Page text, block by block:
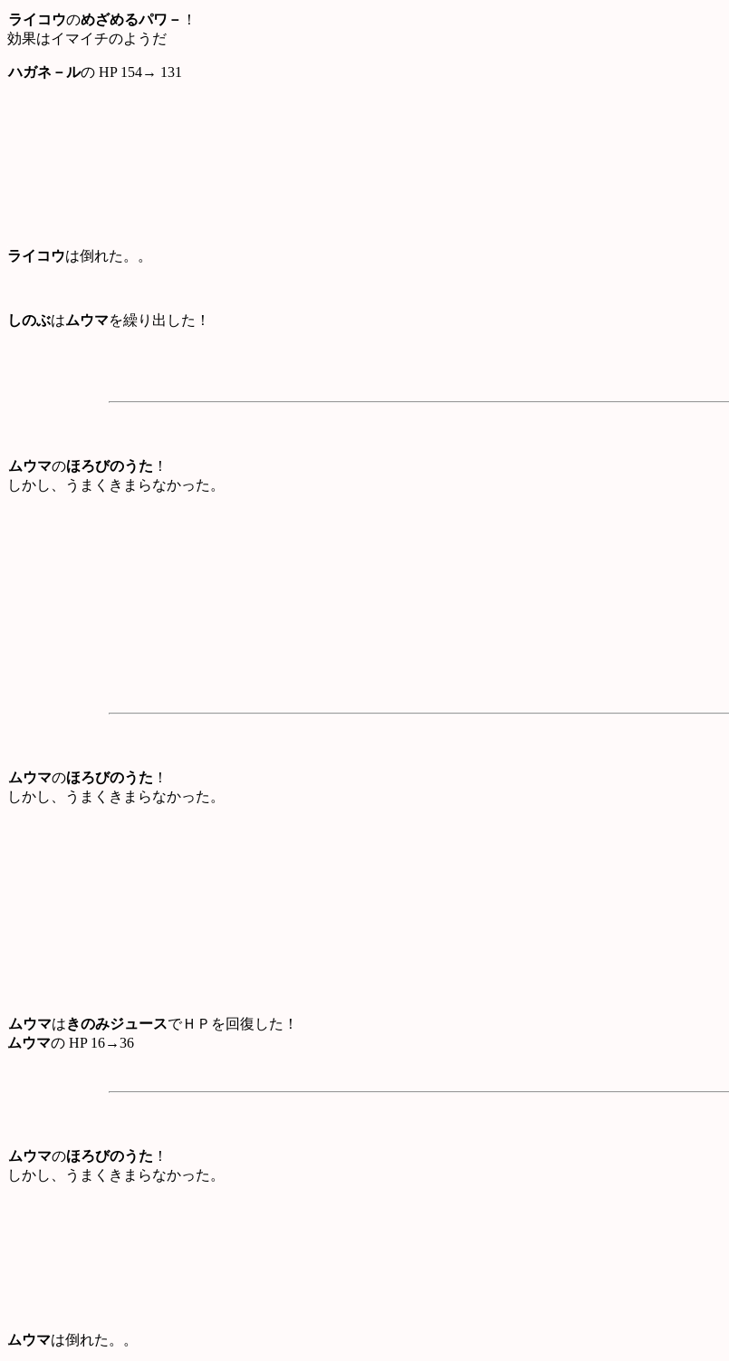
ライコウのめざめるパワ－ ！
効果はイマイチのようだ
ハガネ－ルの HP 154→ 131
ライコウは倒れた。。
しのぶはムウマを繰り出した！
ムウマのほろびのうた ！
しかし、うまくきまらなかった。
ムウマのほろびのうた ！
しかし、うまくきまらなかった。
ムウマはきのみジュースでＨＰを回復した！
ムウマの HP 16→36
ムウマのほろびのうた ！
しかし、うまくきまらなかった。
ムウマは倒れた。。